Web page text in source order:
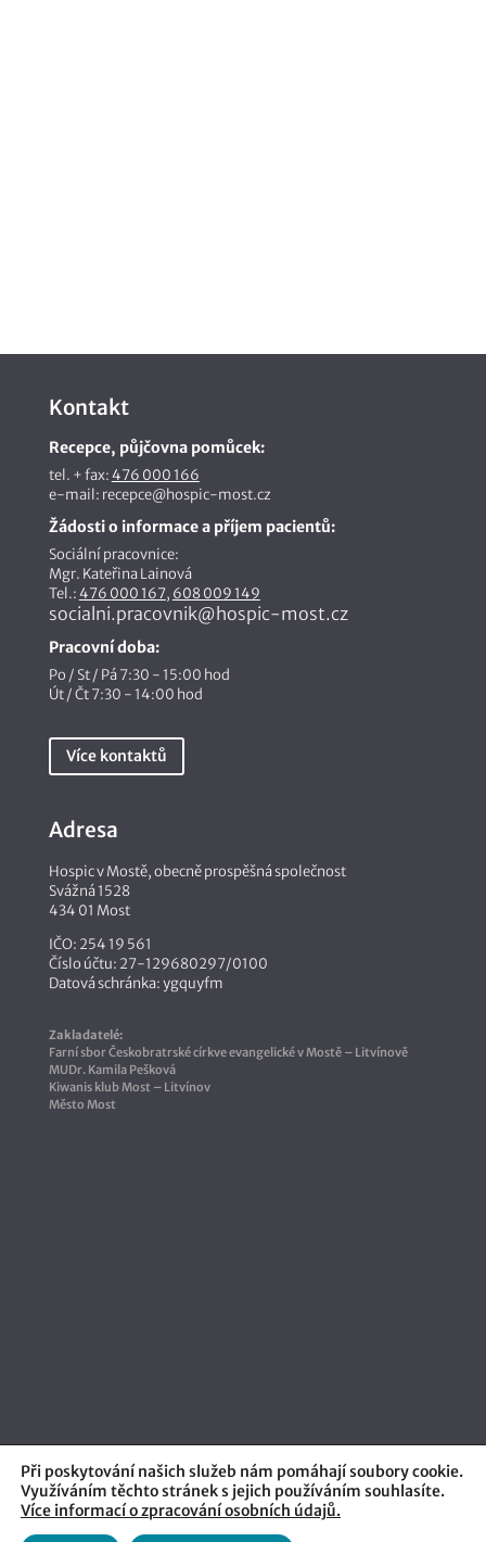
Kontakt
Recepce, půjčovna pomůcek:
tel. + fax:476 000 166
e-mail: recepce@hospic-most.cz
Žádosti o informace a příjem pacientů:
Sociální pracovnice:
Mgr. Kateřina Lainová
Tel.:476 000 167, 608 009 149
socialni.pracovnik@hospic-most.cz
Pracovní doba:
Po / St / Pá 7:30 - 15:00 hod
Út / Čt 7:30 - 14:00 hod
Více kontaktů
Adresa
Hospic v Mostě, obecně prospěšná společnost
Svážná 1528
434 01 Most
IČO: 254 19 561
Číslo účtu: 27-129680297/0100
Datová schránka: ygquyfm
Zakladatelé:
Farní sbor Českobratrské církve evangelické v Mostě – Litvínově
MUDr. Kamila Pešková
Kiwanis klub Most – Litvínov
Město Most
Při poskytování našich služeb nám pomáhají soubory cookie.
Využíváním těchto stránek s jejich používáním souhlasíte.
Více informací o zpracování osobních údajů.